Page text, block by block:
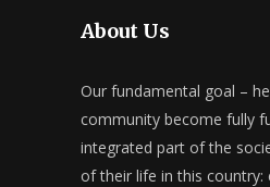
About Us
Our fundamental goal –
community become fully
integrated part of the
of their life in this country: